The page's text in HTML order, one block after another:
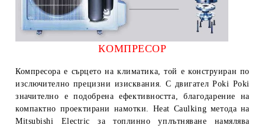
КОМПРЕСОР
Компресора е сърцето на климатика, той е конструиран по
изслючително прецизни изисквания. С двигателPoki Poki
значително е подобрена ефективността, благодарение на
компактно проектирани намотки. Heat Caulking метода на
Mitsubishi Electric за топлинно уплътняване намялява